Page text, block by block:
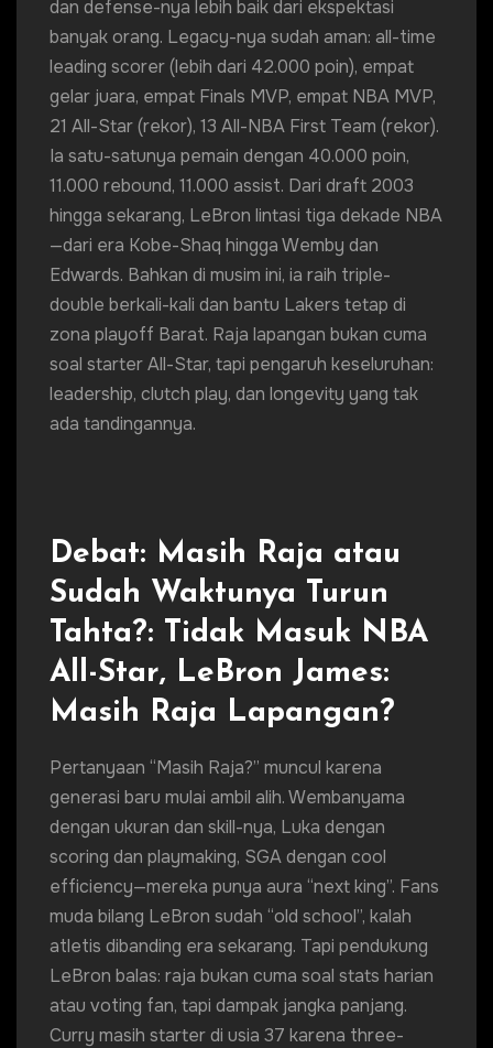
dan defense-nya lebih baik dari ekspektasi
banyak orang. Legacy-nya sudah aman: all-time
leading scorer (lebih dari 42.000 poin), empat
gelar juara, empat Finals MVP, empat NBA MVP,
21 All-Star (rekor), 13 All-NBA First Team (rekor).
Ia satu-satunya pemain dengan 40.000 poin,
11.000 rebound, 11.000 assist. Dari draft 2003
hingga sekarang, LeBron lintasi tiga dekade NBA
—dari era Kobe-Shaq hingga Wemby dan
Edwards. Bahkan di musim ini, ia raih triple-
double berkali-kali dan bantu Lakers tetap di
zona playoff Barat. Raja lapangan bukan cuma
soal starter All-Star, tapi pengaruh keseluruhan:
leadership, clutch play, dan longevity yang tak
ada tandingannya.
Debat: Masih Raja atau
Sudah Waktunya Turun
Tahta?: Tidak Masuk NBA
All-Star, LeBron James:
Masih Raja Lapangan?
Pertanyaan “Masih Raja?” muncul karena
generasi baru mulai ambil alih. Wembanyama
dengan ukuran dan skill-nya, Luka dengan
scoring dan playmaking, SGA dengan cool
efficiency—mereka punya aura “next king”. Fans
muda bilang LeBron sudah “old school”, kalah
atletis dibanding era sekarang. Tapi pendukung
LeBron balas: raja bukan cuma soal stats harian
atau voting fan, tapi dampak jangka panjang.
Curry masih starter di usia 37 karena three-